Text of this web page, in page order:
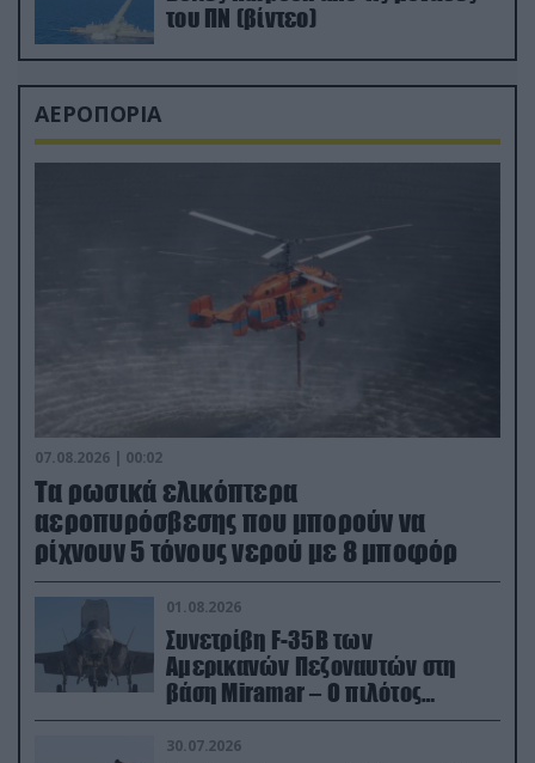
του ΠΝ (βίντεο)
ΑΕΡΟΠΟΡΙΑ
07.08.2026 | 00:02
Τα ρωσικά ελικόπτερα
αεροπυρόσβεσης που μπορούν να
ρίχνουν 5 τόνους νερού με 8 μποφόρ
01.08.2026
Συνετρίβη F-35B των
Αμερικανών Πεζοναυτών στη
βάση Miramar – Ο πιλότος
εκτινάχθηκε εγκαίρως
30.07.2026